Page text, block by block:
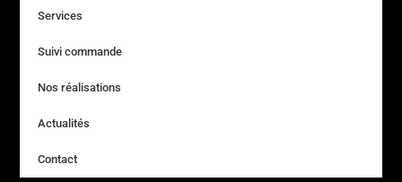
Services
Suivi commande
Nos réalisations
Actualités
Contact